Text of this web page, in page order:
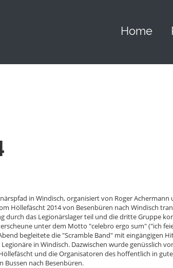
Home
in Windisch, organisiert von Roger
Höllefäscht 2014 von Besenbüren nach Windisch
durch das Legionärslager teil und die dritte Gruppe
unter dem Motto "celebro ergo sum" ("ich
begleitete die "Scramble Band" mit eingängigen
in Windisch. Dazwischen wurde genüsslich
und die Organisatoren des hoffentlich in
nach Besenbüren.